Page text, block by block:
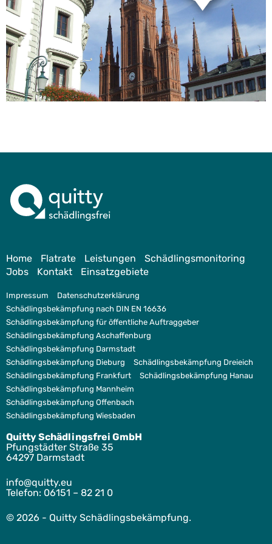
Home Flatrate Leistungen
Schädlingsmonitoring
Jobs
Kontakt Einsatzgebiete
Impressum
Datenschutzerklärung
Schädlingsbekämpfung nach DIN EN 16636
Schädlingsbekämpfung für öffentliche Auftraggeber
Schädlingsbekämpfung Aschaffenburg
Schädlingsbekämpfung Darmstadt
Schädlingsbekämpfung Dieburg
Schädlingsbekämpfung Dreieich
Schädlingsbekämpfung Frankfurt
Schädlingsbekämpfung Hanau
Schädlingsbekämpfung Mannheim
Schädlingsbekämpfung Offenbach
Schädlingsbekämpfung Wiesbaden
Quitty Schädlingsfrei GmbH
Pfungstädter Straße 35
64297 Darmstadt
ue.yt
tiuq@
ofni
Telefon: 06151 – 82 21 0
© 2026 - Quitty Schädlingsbekämpfung.